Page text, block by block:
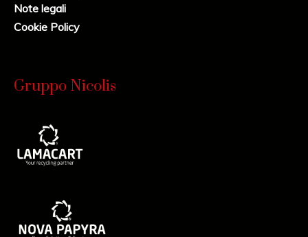
Note legali
Cookie Policy
Gruppo Nicolis